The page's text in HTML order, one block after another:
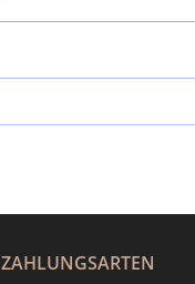
ZAHLUNGSARTEN